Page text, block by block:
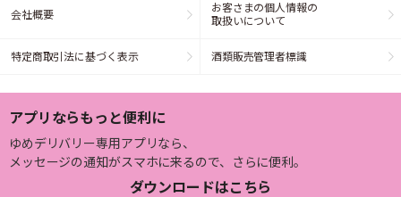
会社概要
お客さまの個人情報の
取扱いについて
特定商取引法に基づく表示 酒類販売管理者標識
アプリならもっと便利に
ゆめデリバリー専用アプリなら、
メッセージの通知がスマホに来るので、さらに便利。
ダウンロードはこちら